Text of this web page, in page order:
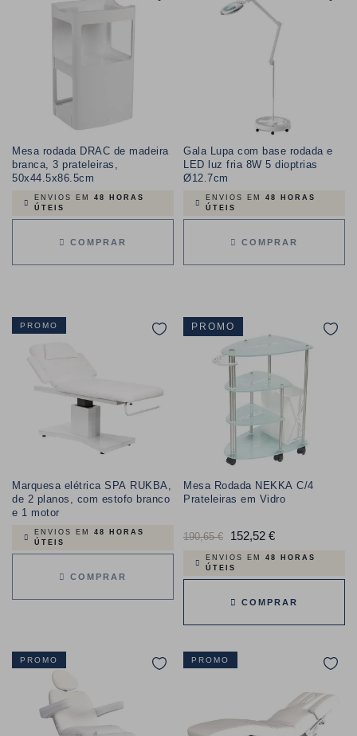
Mesa rodada DRAC de madeira
branca, 3 prateleiras,
50x44.5x86.5cm
ENVIOS EM 48 HORAS
ÚTEIS
COMPRAR
Gala Lupa com base rodada e
LED luz fria 8W 5 dioptrias
Ø12.7cm
ENVIOS EM 48 HORAS
ÚTEIS
COMPRAR
PROMO
Marquesa elétrica SPA RUKBA,
de 2 planos, com estofo branco
e 1 motor
ENVIOS EM 48 HORAS
ÚTEIS
COMPRAR
PROMO
Mesa Rodada NEKKA C/4
Prateleiras em Vidro
Preço
normal
190,65 € 152,52 €Preço
ENVIOS EM 48 HORAS
ÚTEIS
COMPRAR
PROMO PROMO